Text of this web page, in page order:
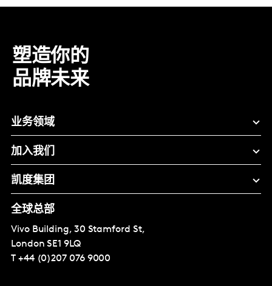
塑造你的
品牌未来
业务领域
加入我们
凯度集团
全球总部
Vivo Building, 30 Stamford St,
London SE1 9LQ
T +44 (0)207 076 9000